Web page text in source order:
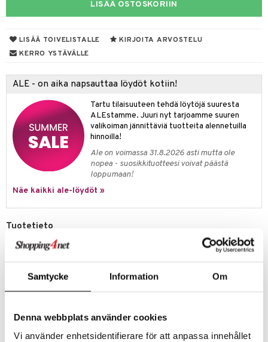
Samtycke Information Om
Denna webbplats använder cookies
Vi använder enhetsidentifierare för att anpassa innehållet
LISÄÄ OSTOSKORIIN
LISÄÄ TOIVELISTALLE
KIRJOITA ARVOSTELU
KERRO YSTÄVÄLLE
ALE - on aika napsauttaa löydöt kotiin!
Tartu tilaisuuteen tehdä löytöjä suuresta
ALEstamme. Juuri nyt tarjoamme suuren
valikoiman jännittäviä tuotteita alennetuilla
hinnoilla!
Ale on voimassa 31.8.2026 asti mutta ole
nopea - suosikkituotteesi voivat päästä
loppumaan!
Näe kaikki ale-löydöt »
Tuotetieto
Exxentin pihvinuija ruostumatonta terästä. Täydellinen pihvin
mureuttamiseen.
Materiaali: Ruostumaton 18/10 teäs ja ABS-kahva
IAX89-1-XX
sisustus
tarvikkeita
tekstiilit
koristelu
säilytys
tekstiilit
Saalit
& Tyynyliinat
& Peitot
& Koukut
& Korit
& Veistokset
Art
& Lyhdyt
& Hyllyt
& Koukut
& Korit
tekstiilit
tekstiilit
tekstiilit
hyönteissuoja
ruokinta
& Lyhdyt
& vastauksia